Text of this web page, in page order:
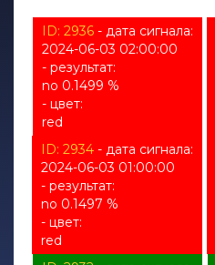
ID: 2936- дата сигнала:
2024-06-03 02:00:00
- результат:
no 0.1499 %
- цвет:
red
ID: 2934 - дата сигнала:
2024-06-03 01:00:00
- результат:
no 0.1497 %
- цвет:
red